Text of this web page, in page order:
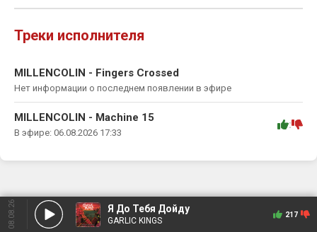
Треки исполнителя
MILLENCOLIN - Fingers Crossed
Нет информации о последнем появлении в эфире
MILLENCOLIN - Machine 15
В эфире: 06.08.2026 17:33
:
08.08.26 Я До Тебя Дойду
GARLIC KINGS
217